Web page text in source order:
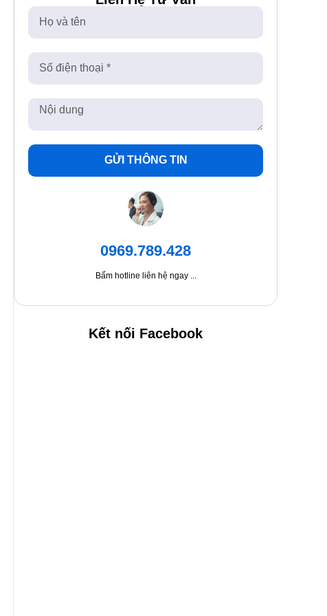
GỬI THÔNG TIN
0969.789.428
Bấm hotline liên hệ ngay ...
Kết nối Facebook